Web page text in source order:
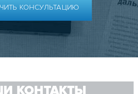
КОНСУЛЬТАЦИЮ
КОНТАКТЫ